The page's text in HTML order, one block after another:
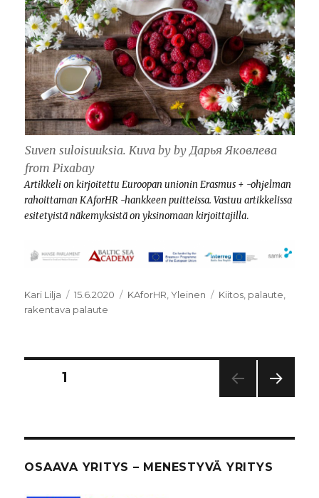
Suven suloisuuksia. Kuva by by Дарья Яковлева
from Pixabay
Artikkeli on kirjoitettu Euroopan unionin Erasmus + -ohjelman
rahoittaman KAforHR -hankkeen puitteissa. Vastuu artikkelissa
esitetyistä näkemyksistä on yksinomaan kirjoittajilla.
Kirjoittaja
Kari Lilja Julkaistu
15.6.2020 Kategoriat
KAforHR ,Yleinen Avainsanat
Kiitos palaute
rakentava palaute
Artikkelien
SIVU1
SIVU
OSAAVA YRITYS – MENESTYVÄ YRITYS